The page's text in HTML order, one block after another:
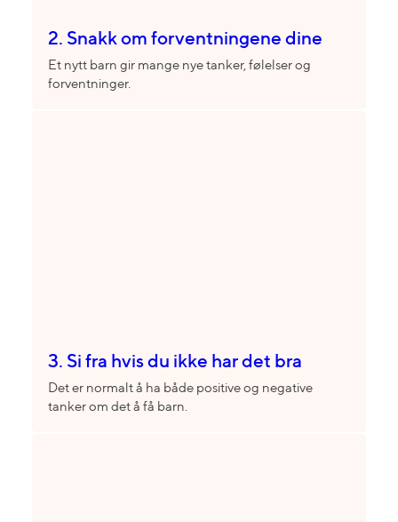
2. Snakk om forventningene dine
Et nytt barn gir mange nye tanker, følelser og
forventninger.
3. Si fra hvis du ikke har det bra
Det er normalt å ha både positive og negative
tanker om det å få barn.